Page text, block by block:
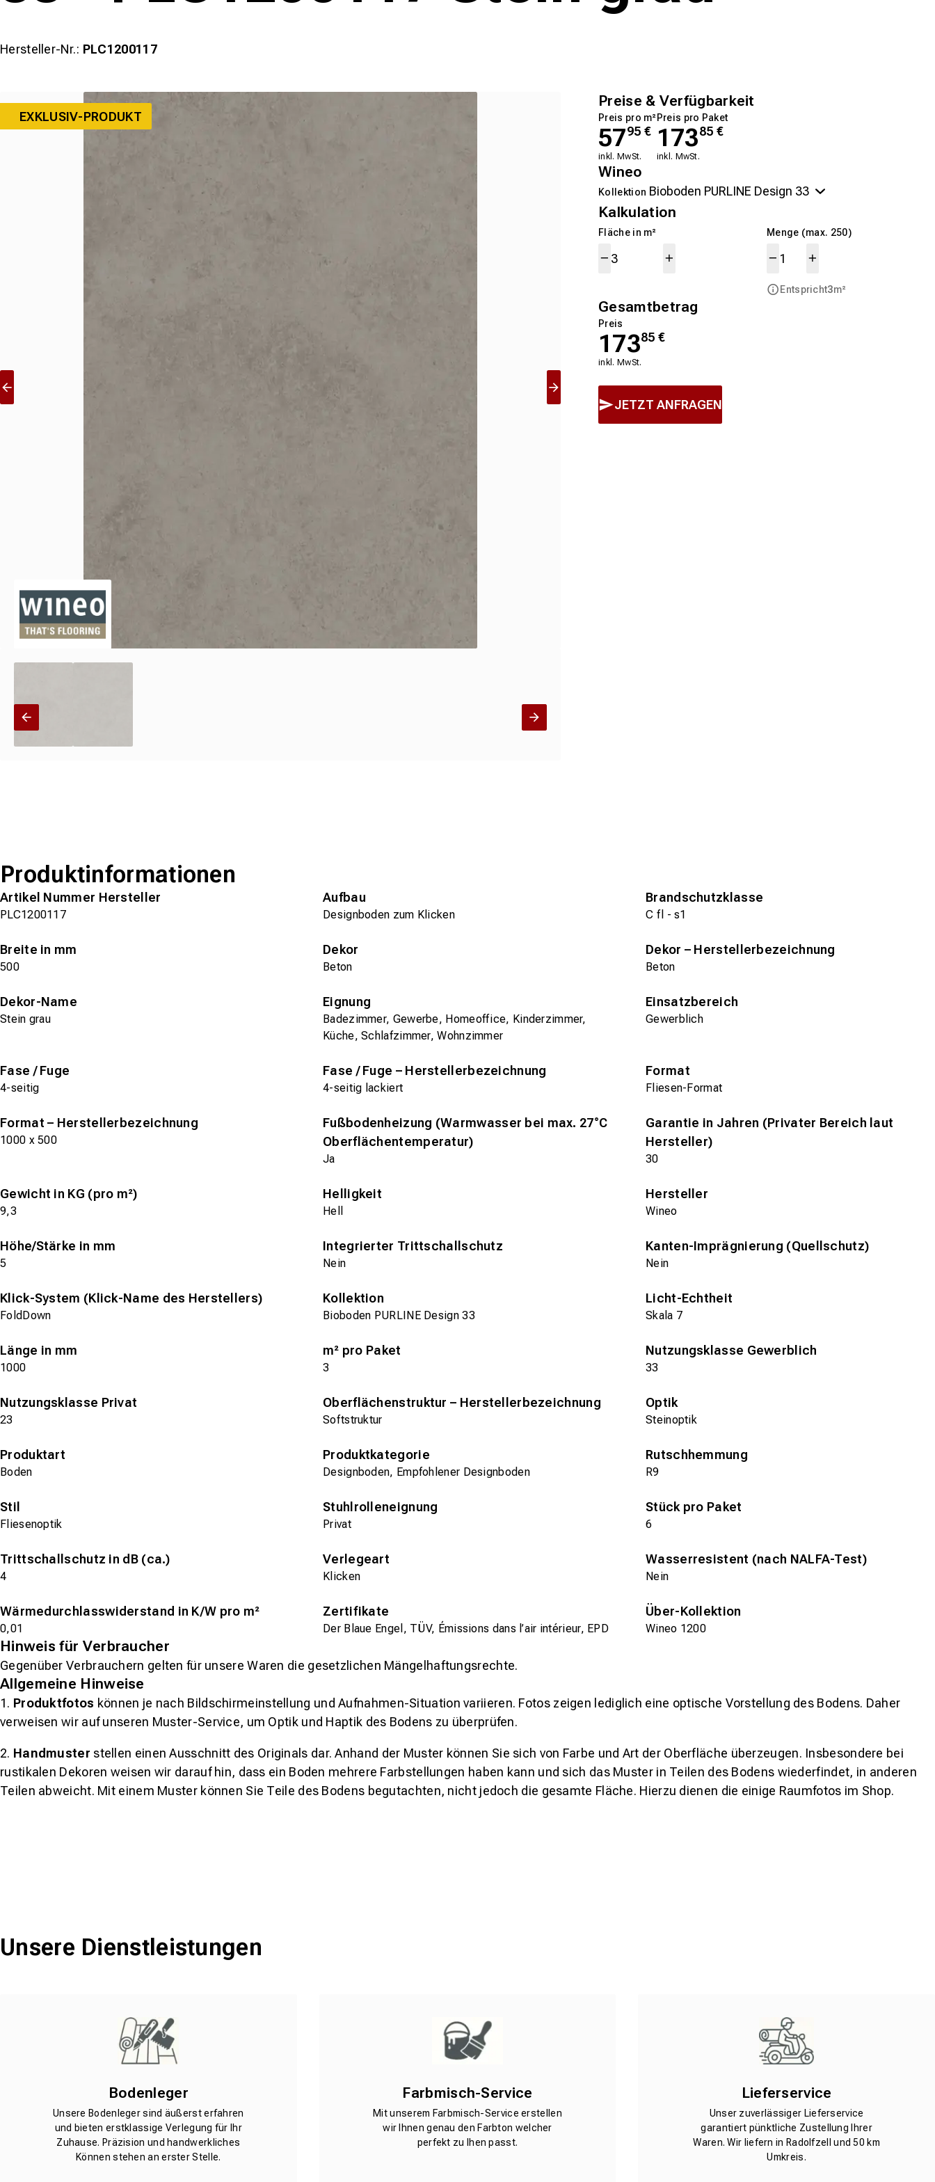
Hersteller-Nr.: PLC1200117
EXKLUSIV-PRODUKT
Preise & Verfügbarkeit
Preis pro m²
5795 €
inkl. MwSt.
Preis pro Paket
17385 €
inkl. MwSt.
Wineo
Kollektion
Kalkulation
Fläche in m² Menge (max. 250)
Entspricht3m²
Gesamtbetrag
Preis
17385 €
inkl. MwSt.
JETZT ANFRAGEN
Produktinformationen
Artikel Nummer Hersteller
PLC1200117
Aufbau
Designboden zum Klicken
Brandschutzklasse
C fl - s1
Breite in mm
500
Dekor
Beton
Dekor – Herstellerbezeichnung
Beton
Dekor-Name
Stein grau
Eignung
Badezimmer, Gewerbe, Homeoffice, Kinderzimmer,
Küche, Schlafzimmer, Wohnzimmer
Einsatzbereich
Gewerblich
Fase / Fuge
4-seitig
Fase / Fuge – Herstellerbezeichnung
4-seitig lackiert
Format
Fliesen-Format
Format – Herstellerbezeichnung
1000 x 500
Fußbodenheizung (Warmwasser bei max. 27°C
Oberflächentemperatur)
Ja
Garantie in Jahren (Privater Bereich laut
Hersteller)
30
Gewicht in KG (pro m²)
9,3
Helligkeit
Hell
Hersteller
Wineo
Höhe/Stärke in mm
5
Integrierter Trittschallschutz
Nein
Kanten-Imprägnierung (Quellschutz)
Nein
Klick-System (Klick-Name des Herstellers)
FoldDown
Kollektion
Bioboden PURLINE Design 33
Licht-Echtheit
Skala 7
Länge in mm
1000
m² pro Paket
3
Nutzungsklasse Gewerblich
33
Nutzungsklasse Privat
23
Oberflächenstruktur – Herstellerbezeichnung
Softstruktur
Optik
Steinoptik
Produktart
Boden
Produktkategorie
Designboden, Empfohlener Designboden
Rutschhemmung
R9
Stil
Fliesenoptik
Stuhlrolleneignung
Privat
Stück pro Paket
6
Trittschallschutz in dB (ca.)
4
Verlegeart
Klicken
Wasserresistent (nach NALFA-Test)
Nein
Wärmedurchlasswiderstand in K/W pro m²
0,01
Zertifikate
Der Blaue Engel, TÜV, Émissions dans l’air intérieur, EPD
Über-Kollektion
Wineo 1200
Hinweis für Verbraucher
Gegenüber Verbrauchern gelten für unsere Waren die gesetzlichen Mängelhaftungsrechte.
Allgemeine Hinweise
1. Produktfotos können je nach Bildschirmeinstellung und Aufnahmen-Situation variieren. Fotos zeigen lediglich eine optische Vorstellung des Bodens. Daher
verweisen wir auf unseren Muster-Service, um Optik und Haptik des Bodens zu überprüfen.
2. Handmuster stellen einen Ausschnitt des Originals dar. Anhand der Muster können Sie sich von Farbe und Art der Oberfläche überzeugen. Insbesondere bei
rustikalen Dekoren weisen wir darauf hin, dass ein Boden mehrere Farbstellungen haben kann und sich das Muster in Teilen des Bodens wiederfindet, in anderen
Teilen abweicht. Mit einem Muster können Sie Teile des Bodens begutachten, nicht jedoch die gesamte Fläche. Hierzu dienen die einige Raumfotos im Shop.
Unsere Dienstleistungen
Bodenleger
Unsere Bodenleger sind äußerst erfahren
und bieten erstklassige Verlegung für Ihr
Zuhause. Präzision und handwerkliches
Können stehen an erster Stelle.
Farbmisch-Service
Mit unserem Farbmisch-Service erstellen
wir Ihnen genau den Farbton welcher
perfekt zu Ihen passt.
Lieferservice
Unser zuverlässiger Lieferservice
garantiert pünktliche Zustellung Ihrer
Waren. Wir liefern in Radolfzell und 50 km
Umkreis.